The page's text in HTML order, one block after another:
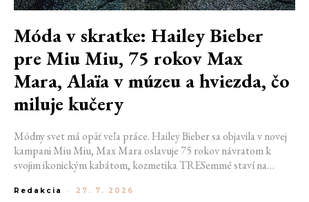
Móda v skratke: Hailey Bieber
pre Miu Miu, 75 rokov Max
Mara, Alaïa v múzeu a hviezda, čo
miluje kučery
Módny svet má opäť veľa práce. Hailey Bieber sa objavila v novej
kampani Miu Miu, Max Mara oslavuje 75 rokov návratom k
svojim ikonickým kabátom, kozmetika TRESemmé staví na
a v San Franciscu pripravujú prvú veľkú americkú retrospektívu
Redakcia - 27. 7. 2026